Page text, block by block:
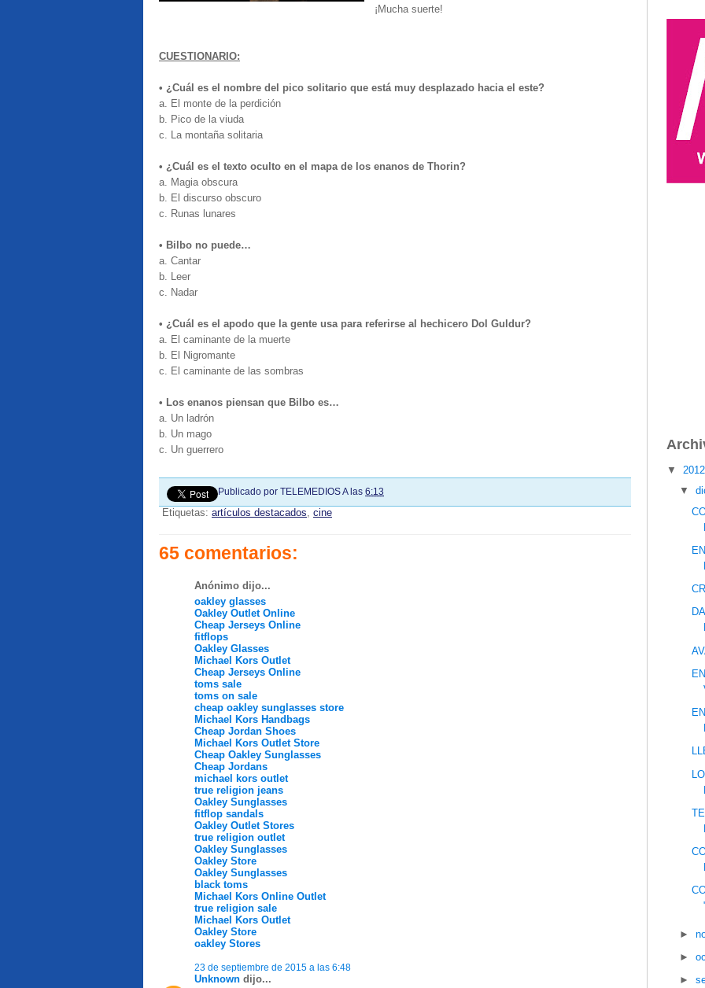
¡Mucha suerte!
CUESTIONARIO:
• ¿Cuál es el nombre del pico solitario que está muy desplazado hacia el este?
a. El monte de la perdición
b. Pico de la viuda
c. La montaña solitaria
• ¿Cuál es el texto oculto en el mapa de los enanos de Thorin?
a. Magia obscura
b. El discurso obscuro
c. Runas lunares
• Bilbo no puede…
a. Cantar
b. Leer
c. Nadar
• ¿Cuál es el apodo que la gente usa para referirse al hechicero Dol Guldur?
a. El caminante de la muerte
b. El Nigromante
c. El caminante de las sombras
• Los enanos piensan que Bilbo es…
a. Un ladrón
b. Un mago
c. Un guerrero
Publicado por TELEMEDIOSA las 6:13
Etiquetas: artículos destacados, cine
65 comentarios:
Anónimo dijo...
oakley glasses
Oakley Outlet Online
Cheap Jerseys Online
fitflops
Oakley Glasses
Michael Kors Outlet
Cheap Jerseys Online
toms sale
toms on sale
cheap oakley sunglasses store
Michael Kors Handbags
Cheap Jordan Shoes
Michael Kors Outlet Store
Cheap Oakley Sunglasses
Cheap Jordans
michael kors outlet
true religion jeans
Oakley Sunglasses
fitflop sandals
Oakley Outlet Stores
true religion outlet
Oakley Sunglasses
Oakley Store
Oakley Sunglasses
black toms
Michael Kors Online Outlet
true religion sale
Michael Kors Outlet
Oakley Store
oakley Stores
23 de septiembre de 2015 a las 6:48
Unknown dijo...
▼
▼
►
►
►